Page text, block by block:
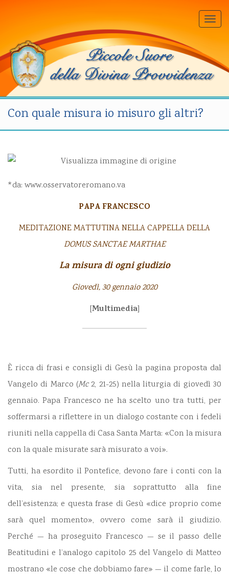
Con quale misura io misuro gli altri?
*da: www.osservatoreromano.va
PAPA FRANCESCO
MEDITAZIONE MATTUTINA NELLA CAPPELLA DELLA
DOMUS SANCTAE MARTHAE
La misura di ogni giudizio
Giovedì, 30 gennaio 2020
[Multimedia]
È ricca di frasi e consigli di Gesù la pagina proposta dal
Vangelo di Marco (Mc2, 21-25) nella liturgia di giovedì 30
gennaio. Papa Francesco ne ha scelto uno tra tutti, per
soffermarsi a riflettere in un dialogo costante con i fedeli
riuniti nella cappella di Casa Santa Marta: «Con la misura
con la quale misurate sarà misurato a voi».
Tutti, ha esordito il Pontefice, devono fare i conti con la
vita, sia nel presente, sia soprattutto alla fine
dell’esistenza; e questa frase di Gesù «dice proprio come
sarà quel momento», ovvero come sarà il giudizio.
Perché — ha proseguito Francesco — se il passo delle
Beatitudini e l’analogo capitolo 25 del Vangelo di Matteo
mostrano «le cose che dobbiamo fare» — il come farle, lo